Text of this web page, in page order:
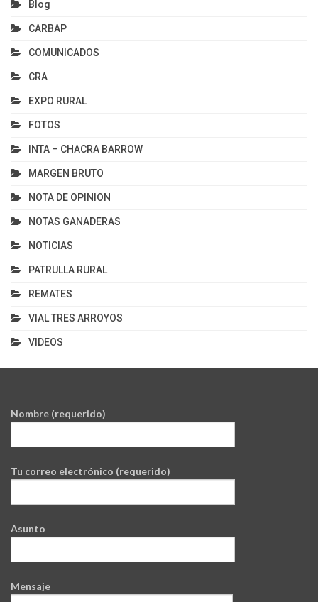
Blog
CARBAP
COMUNICADOS
CRA
EXPO RURAL
FOTOS
INTA – CHACRA BARROW
MARGEN BRUTO
NOTA DE OPINION
NOTAS GANADERAS
NOTICIAS
PATRULLA RURAL
REMATES
VIAL TRES ARROYOS
VIDEOS
Nombre (requerido)
Tu correo electrónico (requerido)
Asunto
Mensaje